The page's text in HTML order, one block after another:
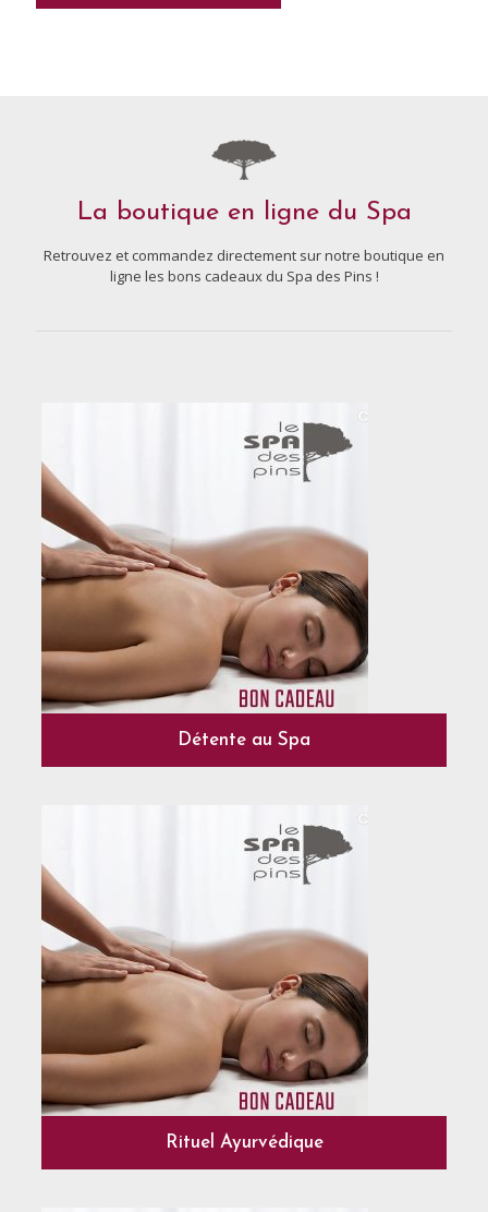
La boutique en ligne du Spa
Retrouvez et commandez directement sur notre boutique en
ligne les bons cadeaux du Spa des Pins !
Détente au Spa
Rituel Ayurvédique